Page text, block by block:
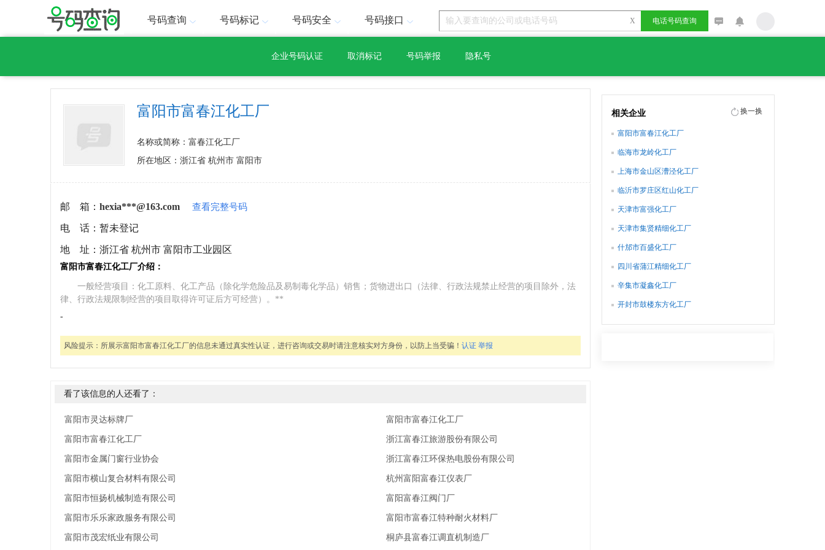
号码查询 号码标记 号码安全 号码接口 X 电话号码查询
企业号码认证 取消标记 号码举报 隐私号
富阳市富春江化工厂
名称或简称：富春江化工厂
所在地区：浙江省 杭州市 富阳市
邮 箱： hexia***@163.com 查看完整号码
电 话： 暂未登记
地 址： 浙江省 杭州市 富阳市工业园区
富阳市富春江化工厂介绍：
一般经营项目：化工原料、化工产品（除化学危险品及易制毒化学品）销售；货物进出口（法律、行政法规禁止经营的项目除外，法
律、行政法规限制经营的项目取得许可证后方可经营）。**
-
风险提示： 所展示富阳市富春江化工厂的信息未通过真实性认证，进行咨询或交易时请注意核实对方身份，以防上当受骗！ 认证 举报
看了该信息的人还看了：
富阳市灵达标牌厂
富阳市富春江化工厂
富阳市金属门窗行业协会
富阳市横山复合材料有限公司
富阳市恒扬机械制造有限公司
富阳市乐乐家政服务有限公司
富阳市茂宏纸业有限公司
富阳市富春江化工厂
浙江富春江旅游股份有限公司
浙江富春江环保热电股份有限公司
杭州富阳富春江仪表厂
富阳富春江阀门厂
富阳市富春江特种耐火材料厂
桐庐县富春江调直机制造厂
相关企业 换一换
富阳市富春江化工厂
临海市龙岭化工厂
上海市金山区漕泾化工厂
临沂市罗庄区红山化工厂
天津市富强化工厂
天津市集贤精细化工厂
什邡市百盛化工厂
四川省蒲江精细化工厂
辛集市凝鑫化工厂
开封市鼓楼东方化工厂